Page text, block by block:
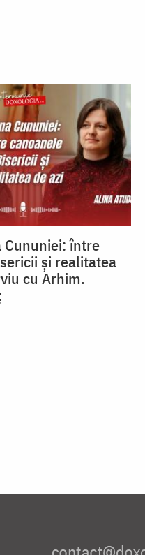
Cununiei: între
și realitatea
cu Arhim.